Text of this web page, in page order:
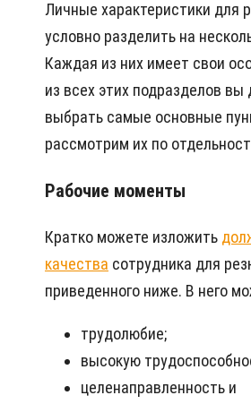
Личные характеристики для
условно разделить на
Каждая из них имеет свои
из всех этих подразделов
выбрать самые основные
рассмотрим их по
Рабочие моменты
Кратко можете изложить
качества сотрудника для
приведенного ниже. В него
трудолюбие;
высокую
целенаправленность и